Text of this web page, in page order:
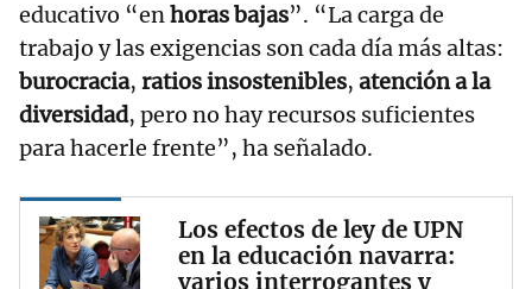
educativo “enhoras bajas”. “La carga de
trabajo y las exigencias son cada día más altas:
burocracia, ratios insostenibles, atención a la
diversidad, pero no hay recursos suficientes
para hacerle frente”, ha señalado.
Los efectos de ley de UPN
en la educación navarra:
varios interrogantes y